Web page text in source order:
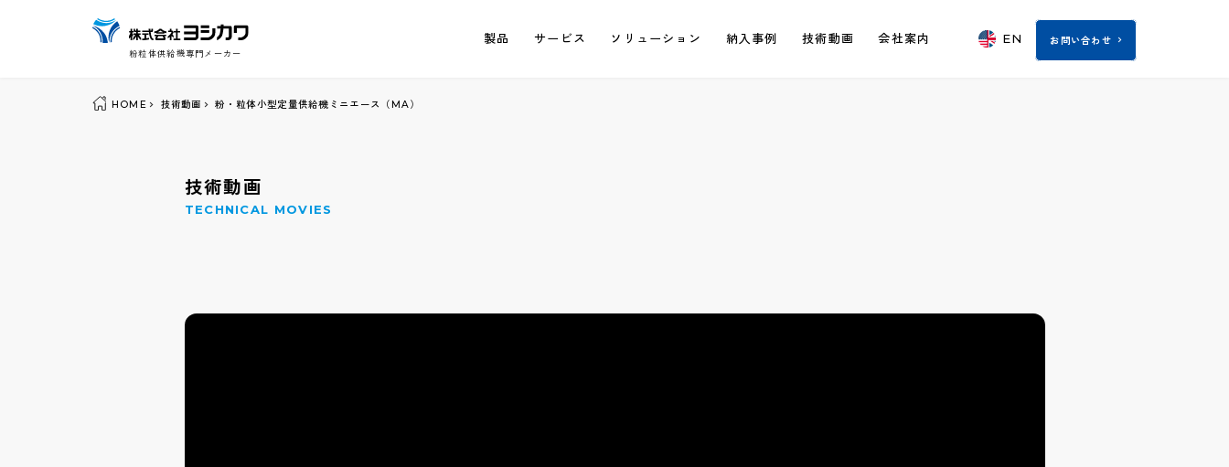
粉粒体供給機専門メーカー
製品 サービス ソリューション 納入事例 技術動画 会社案内 EN お問い合わせ
HOME 技術動画 粉・粒体小型定量供給機ミニエース（MA）
技術動画
TECHNICAL MOVIES